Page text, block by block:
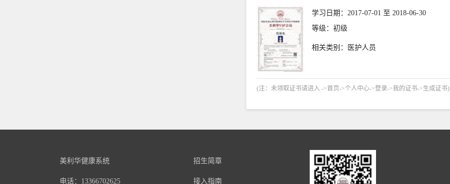
学习日期：2017-07-01 至 2018-06-30
等级：初级
相关类别：医护人员
(注：未领取证书请进入 ->首页->个人中心->登录->我的证书->生成证书)
美利华健康系统
电话：13366702625
招生简章
接入指南